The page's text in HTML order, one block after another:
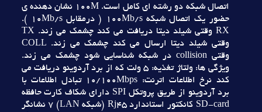
اتصال شبکه دو رشته اي کامل است. 100M نشان دهنده ي
حضور يک اتصال شبکه 100Mb/s ( درمقابل 10Mb/s ).
RX وقتي شيلد ديتا دريافت مي کند چشمک مي زند. TX
وقتي شيلد ديتا ارسال مي کند چشمک مي زند. COLL
وقتي collision در شبکه شناسايي شود چشمک مي زند.
ويژگي ها: ولتاژ تغذيه: 5 ولت که از برد آردوينو دريافت مي
کند نرخ اطلاعات اترنت: 10/100Mbps تبادل اطلاعات با
برد آردوينو از طريق پروتکل SPI داراي شکاف کارت حافظه
SD-card کانکتور استاندارد Rj45 (شبکه LAN) 7 نشانگر